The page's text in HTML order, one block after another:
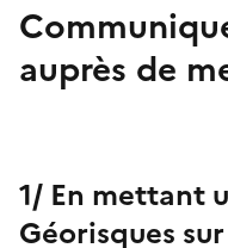
auprès de
1/ En mettant
Géorisques